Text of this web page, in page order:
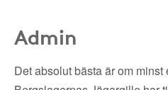
Admin
Det absolut bästa är om